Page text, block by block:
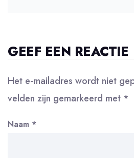
GEEF EEN REACTIE
Het e-mailadres wordt niet
velden zijn gemarkeerd met *
Naam *